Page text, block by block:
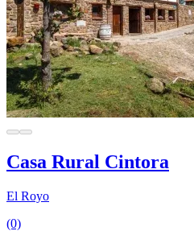
Casa Rural Cintora
El Royo
(0)